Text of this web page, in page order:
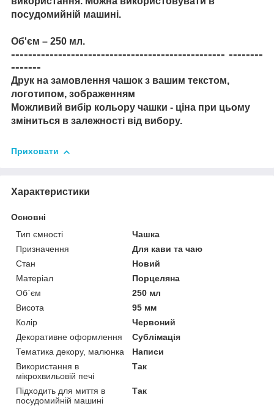
посудомийній машині.
Об'єм – 250 мл.
-------------------------------------------------- --------
-------
Друк на замовлення чашок з вашим текстом,
логотипом, зображенням
Можливий вибір кольору чашки - ціна при цьому
зміниться в залежності від вибору.
Приховати
Характеристики
Основні
Тип ємності
Чашка
Призначення
Для кави та чаю
Стан
Новий
Матеріал
Порцеляна
Об`єм
250 мл
Висота
95 мм
Колір
Червоний
Декоративне оформлення
Сублімація
Тематика декору, малюнка
Написи
Використання в
мікрохвильовій печі
Так
Підходить для миття в
посудомийній машині
Так